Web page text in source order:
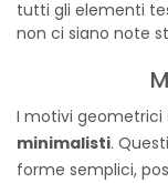
tutti gli elementi
non ci siano note
I motivi
minimalisti.
forme semplici,